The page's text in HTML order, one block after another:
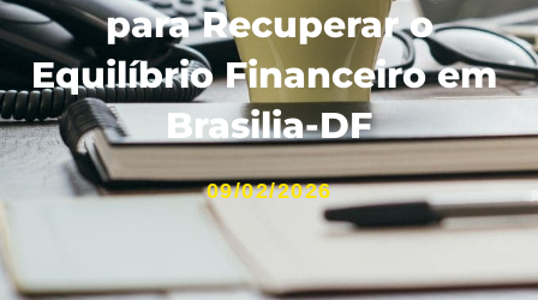
para Recuperar o
Equilíbrio Financeiro em
Brasilia-DF
09/02/2026